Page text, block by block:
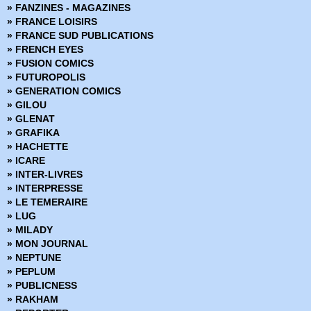
› Annihilator
› Paper Girls 1
› Saga 6
› Trees - Tome 2 - Deux forêts
› The Escapits - Les maîtres de l'évasion
› Rebels
› Deadly Class 4 - Die for
› Injection 1
› I hate fairyland tome 1 - Le vert de ses cheveux
› Low - Tome 3
› East of West 6 - Psaume pour les déchus
› Paper Girls 2
› Tokyo Ghost 2 - Enfer digital - Noir et blanc
› Black Science 5
› Starve - Cuisine et dépendance
› Rat Queens 2
› The Goddamned tome 1 - Avant le déluge
› Saga - Tome 7
› The autumnlands 2 - Retour à la terre
› Descender 3 - Singularités
› Deadly Class 5 - Carousel
› Manhattan Projects - Tome 1
» FANZINES - MAGAZINES
» FRANCE LOISIRS
» FRANCE SUD PUBLICATIONS
» FRENCH EYES
» FUSION COMICS
» FUTUROPOLIS
» GENERATION COMICS
» GILOU
» GLENAT
» GRAFIKA
» HACHETTE
» ICARE
» INTER-LIVRES
» INTERPRESSE
» LE TEMERAIRE
» LUG
» MILADY
» MON JOURNAL
» NEPTUNE
» PEPLUM
» PUBLICNESS
» RAKHAM